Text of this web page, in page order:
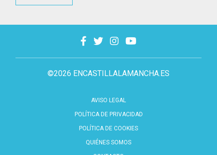
©2026 ENCASTILLALAMANCHA.ES
AVISO LEGAL
POLÍTICA DE PRIVACIDAD
POLÍTICA DE COOKIES
QUIÉNES SOMOS